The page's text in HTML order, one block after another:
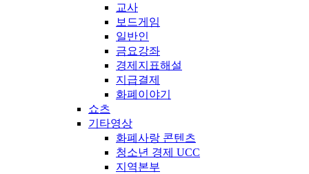
교사
보드게임
일반인
금요강좌
경제지표해설
지급결제
화폐이야기
쇼츠
기타영상
화폐사랑 콘텐츠
청소년 경제 UCC
지역본부